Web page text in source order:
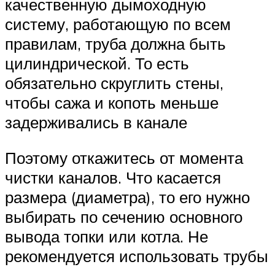
качественную дымоходную
систему, работающую по всем
правилам, труба должна быть
цилиндрической. То есть
обязательно скруглить стены,
чтобы сажа и копоть меньше
задерживались в канале
Поэтому откажитесь от момента
чистки каналов. Что касается
размера (диаметра), то его нужно
выбирать по сечению основного
вывода топки или котла. Не
рекомендуется использовать трубы